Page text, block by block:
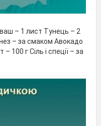
– 1 лист Тунець – 2
– за смаком Авокадо
100 г Сіль і спеції – за